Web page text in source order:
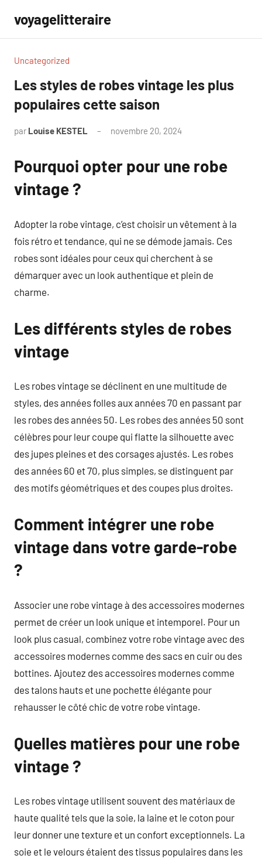
contenu
voyagelitteraire
Uncategorized
Les styles de robes vintage les plus
populaires cette saison
par Louise KESTEL novembre 20, 2024
Pourquoi opter pour une robe
vintage ?
Adopter la robe vintage, c’est choisir un vêtement à la
fois rétro et tendance, qui ne se démode jamais. Ces
robes sont idéales pour ceux qui cherchent à se
démarquer avec un look authentique et plein de
charme.
Les différents styles de robes
vintage
Les robes vintage se déclinent en une multitude de
styles, des années folles aux années 70 en passant par
les robes des années 50. Les robes des années 50 sont
célèbres pour leur coupe qui flatte la silhouette avec
des jupes pleines et des corsages ajustés. Les robes
des années 60 et 70, plus simples, se distinguent par
des motifs géométriques et des coupes plus droites.
Comment intégrer une robe
vintage dans votre garde-robe
?
Associer une robe vintage à des accessoires modernes
permet de créer un look unique et intemporel. Pour un
look plus casual, combinez votre robe vintage avec des
accessoires modernes comme des sacs en cuir ou des
bottines. Ajoutez des accessoires modernes comme
des talons hauts et une pochette élégante pour
rehausser le côté chic de votre robe vintage.
Quelles matières pour une robe
vintage ?
Les robes vintage utilisent souvent des matériaux de
haute qualité tels que la soie, la laine et le coton pour
leur donner une texture et un confort exceptionnels. La
soie et le velours étaient des tissus populaires dans les